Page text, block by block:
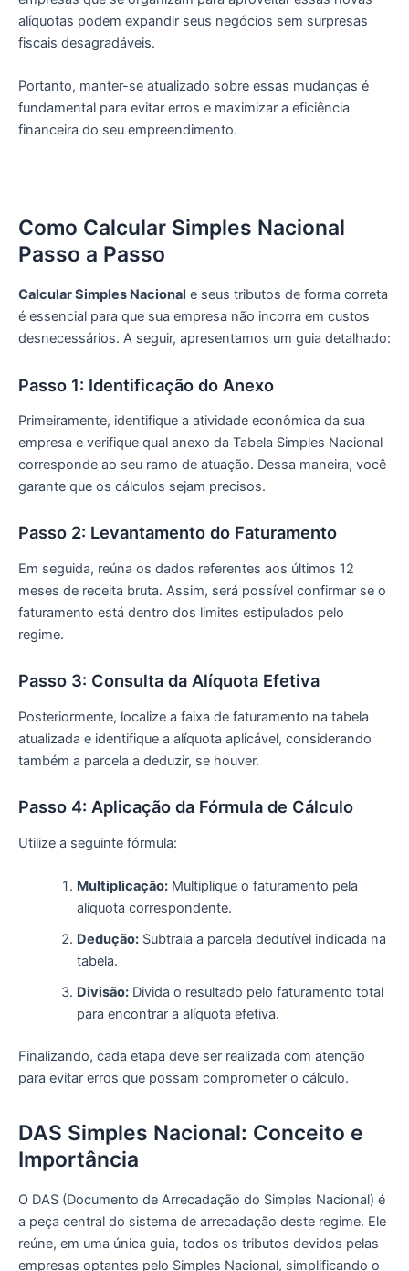
alíquotas podem expandir seus negócios sem surpresas
fiscais desagradáveis.
Portanto, manter-se atualizado sobre essas mudanças é
fundamental para evitar erros e maximizar a eficiência
financeira do seu empreendimento.
Como Calcular Simples Nacional
Passo a Passo
Calcular Simples Nacional e seus tributos de forma correta
é essencial para que sua empresa não incorra em custos
desnecessários. A seguir, apresentamos um guia detalhado:
Passo 1: Identificação do Anexo
Primeiramente, identifique a atividade econômica da sua
empresa e verifique qual anexo da Tabela Simples Nacional
corresponde ao seu ramo de atuação. Dessa maneira, você
garante que os cálculos sejam precisos.
Passo 2: Levantamento do Faturamento
Em seguida, reúna os dados referentes aos últimos 12
meses de receita bruta. Assim, será possível confirmar se o
faturamento está dentro dos limites estipulados pelo
regime.
Passo 3: Consulta da Alíquota Efetiva
Posteriormente, localize a faixa de faturamento na tabela
atualizada e identifique a alíquota aplicável, considerando
também a parcela a deduzir, se houver.
Passo 4: Aplicação da Fórmula de Cálculo
Utilize a seguinte fórmula:
Multiplicação:Multiplique o faturamento pela
alíquota correspondente.
Dedução:Subtraia a parcela dedutível indicada na
tabela.
Divisão:Divida o resultado pelo faturamento total
para encontrar a alíquota efetiva.
Finalizando, cada etapa deve ser realizada com atenção
para evitar erros que possam comprometer o cálculo.
DAS Simples Nacional: Conceito e
Importância
O DAS (Documento de Arrecadação do Simples Nacional) é
a peça central do sistema de arrecadação deste regime. Ele
reúne, em uma única guia, todos os tributos devidos pelas
empresas optantes pelo Simples Nacional, simplificando o